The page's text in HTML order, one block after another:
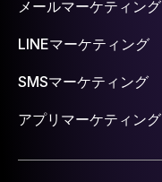
メールマーケティング
LINEマーケティング
SMSマーケティング
アプリマーケティング